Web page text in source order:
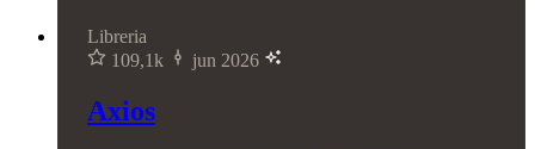
Libreria
109,1k
jun 2026
Axios